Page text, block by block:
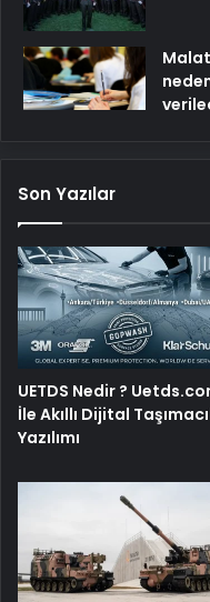
Son Yazılar
UETDS Nedir ?
İle Akıllı Dijital
Yazılımı